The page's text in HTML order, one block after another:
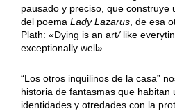
pausado y preciso, que construye
del poema Lady Lazarus, de esa
Plath: «Dying is an art/ like
exceptionally well».
“Los otros inquilinos de la casa”
historia de fantasmas que habitan
identidades y otredades con la